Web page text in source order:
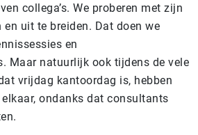
collega’s. We proberen met zijn
en uit te breiden. Dat doen we
en
Maar natuurlijk ook tijdens de vele
vrijdag kantoordag is, hebben
ondanks dat consultants